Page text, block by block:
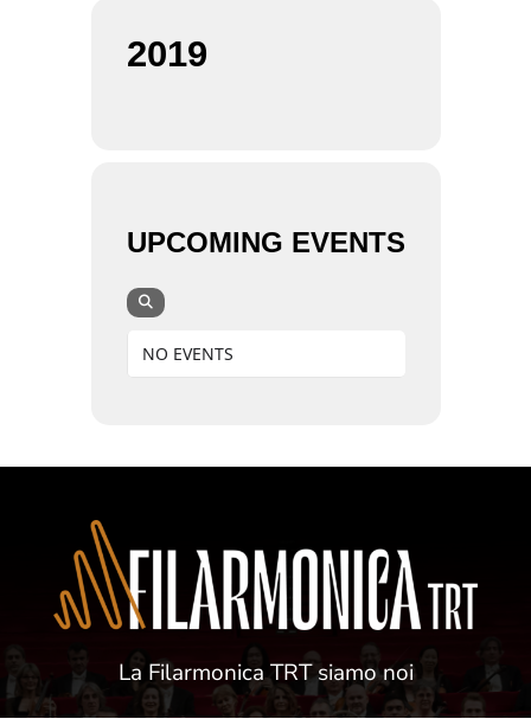
2019
UPCOMING EVENTS
NO EVENTS
La Filarmonica TRT siamo noi